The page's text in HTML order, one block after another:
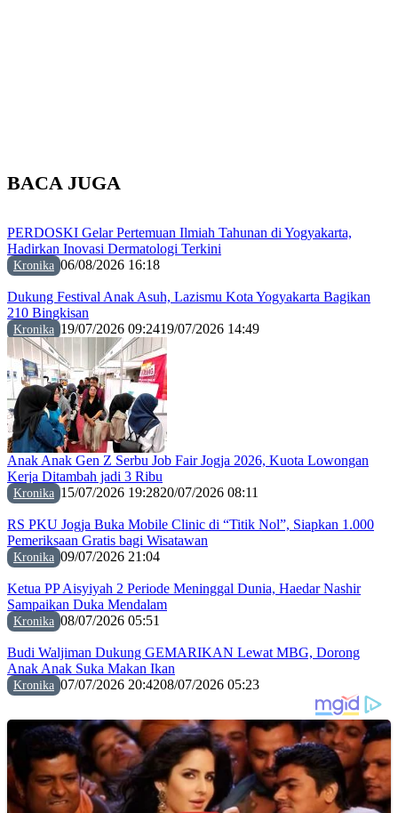
BACA JUGA
PERDOSKI Gelar Pertemuan Ilmiah Tahunan di Yogyakarta,
Hadirkan Inovasi Dermatologi Terkini
Kronika 06/08/2026 16:18
Dukung Festival Anak Asuh, Lazismu Kota Yogyakarta Bagikan
210 Bingkisan
Kronika 19/07/2026 09:2419/07/2026 14:49
Anak Anak Gen Z Serbu Job Fair Jogja 2026, Kuota Lowongan
Kerja Ditambah jadi 3 Ribu
Kronika 15/07/2026 19:2820/07/2026 08:11
RS PKU Jogja Buka Mobile Clinic di “Titik Nol”, Siapkan 1.000
Pemeriksaan Gratis bagi Wisatawan
Kronika 09/07/2026 21:04
Ketua PP Aisyiyah 2 Periode Meninggal Dunia, Haedar Nashir
Sampaikan Duka Mendalam
Kronika 08/07/2026 05:51
Budi Waljiman Dukung GEMARIKAN Lewat MBG, Dorong
Anak Anak Suka Makan Ikan
Kronika 07/07/2026 20:4208/07/2026 05:23